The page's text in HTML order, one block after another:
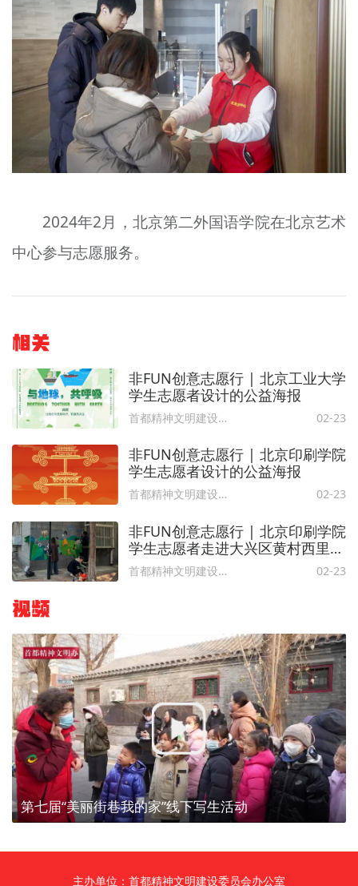
2024年2月，北京第二外国语学院在北京艺术
中心参与志愿服务。
相关
非FUN创意志愿行 | 北京工业大学
学生志愿者设计的公益海报
首都精神文明建设委员会办公室 02-23
非FUN创意志愿行 | 北京印刷学院
学生志愿者设计的公益海报
首都精神文明建设委员会办公室 02-23
非FUN创意志愿行 | 北京印刷学院
学生志愿者走进大兴区黄村西里社
区开展文化墙彩绘活动
首都精神文明建设委员会办公室 02-23
视频
第七届“美丽街巷我的家”线下写生活动
主办单位：首都精神文明建设委员会办公室